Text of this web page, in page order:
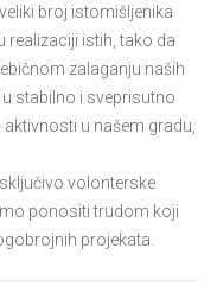
broj istomišljenika
realizaciji istih, tako da
zalaganju naših
stabilno i sveprisutno
u našem gradu,
volonterske
ponositi trudom koji
projekata.